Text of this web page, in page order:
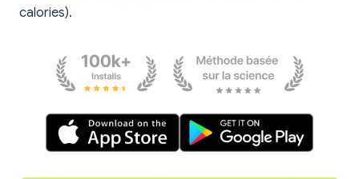
calories).